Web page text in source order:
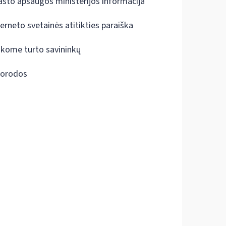
svetainės atitikties paraiška
turto savininkų